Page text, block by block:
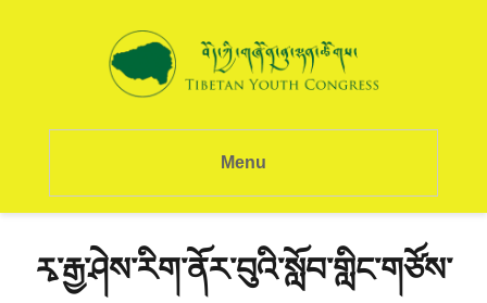
Menu
རྭ་རྒྱ་ཤེས་རིག་ནོར་བུའི་སློབ་གླིང་གཙོས་